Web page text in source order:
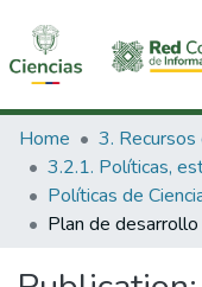
Communities &
All of DSpace
Statistics
Home